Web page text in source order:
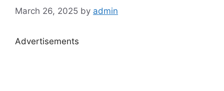
March 26, 2025 by admin
Advertisements